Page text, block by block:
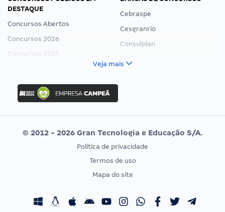
DESTAQUE
Concursos Abertos
Concursos 2026
Concursos 2025
Concurso Nacional Unificado
Concurso Ibama
Concurso MPU
Editais publicados
Cebraspe
Cesgranrio
Consulplan
Vunesp
CONCURSOS POR PROFISSÃO
Concursos Fiscais
EXAME DE ORDEM
Calendário OAB
Veja mais
© 2012 - 2026 Gran Tecnologia e Educação S/A.
Política de privacidade
Termos de uso
Mapa do site